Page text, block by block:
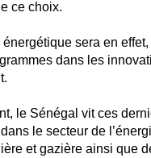
ce choix.
énergétique sera en
dans les
le Sénégal vit ces
le secteur de
et gazière ainsi que